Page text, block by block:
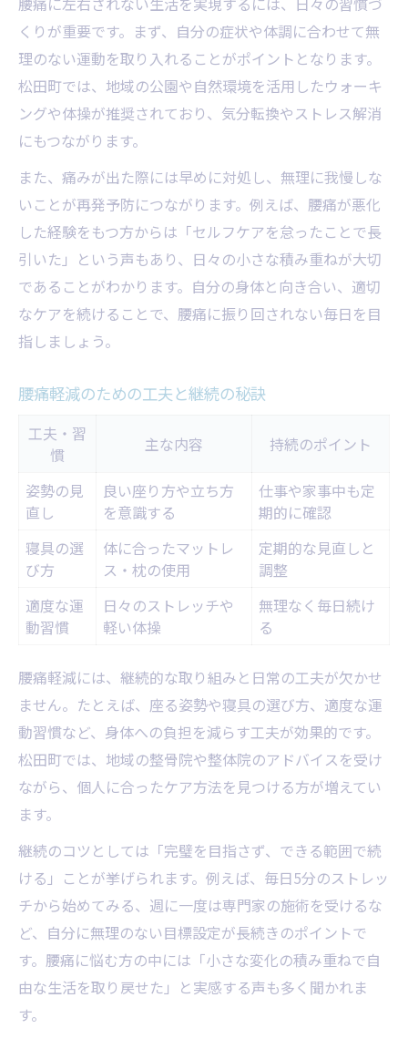
くりが重要です。まず、自分の症状や体調に合わせて無
理のない運動を取り入れることがポイントとなります。
松田町では、地域の公園や自然環境を活用したウォーキ
ングや体操が推奨されており、気分転換やストレス解消
にもつながります。
また、痛みが出た際には早めに対処し、無理に我慢しな
いことが再発予防につながります。例えば、腰痛が悪化
した経験をもつ方からは「セルフケアを怠ったことで長
引いた」という声もあり、日々の小さな積み重ねが大切
であることがわかります。自分の身体と向き合い、適切
なケアを続けることで、腰痛に振り回されない毎日を目
指しましょう。
腰痛軽減のための工夫と継続の秘訣
工夫・習
慣
主な内容 持続のポイント
姿勢の見
直し
良い座り方や立ち方
を意識する
仕事や家事中も定
期的に確認
寝具の選
び方
体に合ったマットレ
ス・枕の使用
定期的な見直しと
調整
適度な運
動習慣
日々のストレッチや
軽い体操
無理なく毎日続け
る
腰痛軽減には、継続的な取り組みと日常の工夫が欠かせ
ません。たとえば、座る姿勢や寝具の選び方、適度な運
動習慣など、身体への負担を減らす工夫が効果的です。
松田町では、地域の整骨院や整体院のアドバイスを受け
ながら、個人に合ったケア方法を見つける方が増えてい
ます。
継続のコツとしては「完璧を目指さず、できる範囲で続
ける」ことが挙げられます。例えば、毎日5分のストレッ
チから始めてみる、週に一度は専門家の施術を受けるな
ど、自分に無理のない目標設定が長続きのポイントで
す。腰痛に悩む方の中には「小さな変化の積み重ねで自
由な生活を取り戻せた」と実感する声も多く聞かれま
す。